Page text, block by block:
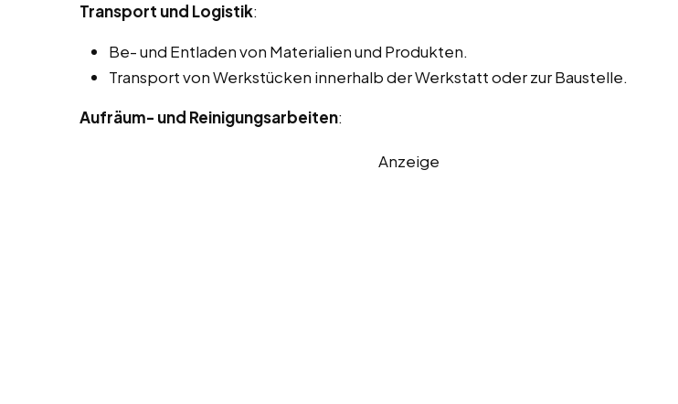
Transport und Logistik:
Be- und Entladen von Materialien und Produkten.
Transport von Werkstücken innerhalb der Werkstatt oder zur Baustelle.
Aufräum- und Reinigungsarbeiten:
Anzeige